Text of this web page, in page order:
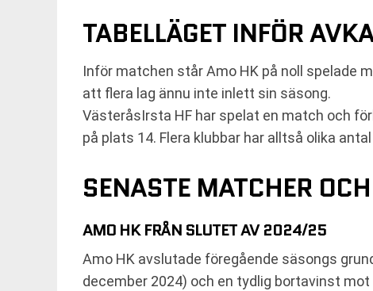
TABELLÄGET INFÖR
Inför matchen står Amo HK på noll spelade
att flera lag ännu inte inlett sin säsong.
VästeråsIrsta HF har spelat en match och
på plats 14. Flera klubbar har alltså olika
SENASTE MATCHER
AMO HK FRÅN SLUTET AV 2024/25
Amo HK avslutade föregående säsongs
december 2024) och en tydlig bortavinst